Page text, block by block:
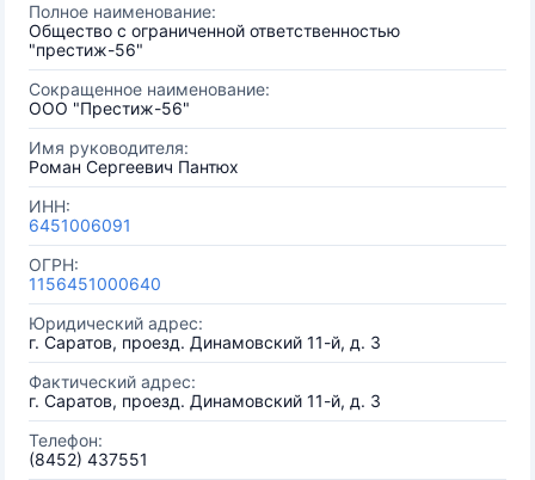
Полное наименование:
Общество с ограниченной ответственностью
"престиж-56"
Сокращенное наименование:
ООО "Престиж-56"
Имя руководителя:
Роман Сергеевич Пантюх
ИНН:
6451006091
ОГРН:
1156451000640
Юридический адрес:
г. Саратов, проезд. Динамовский 11-й, д. 3
Фактический адрес:
г. Саратов, проезд. Динамовский 11-й, д. 3
Телефон:
(8452) 437551